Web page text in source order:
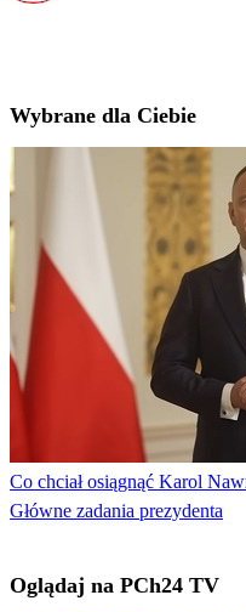
Wybrane dla Ciebie
Co chciał osiągnąć Karol
Główne zadania prezydenta
Oglądaj na PCh24 TV